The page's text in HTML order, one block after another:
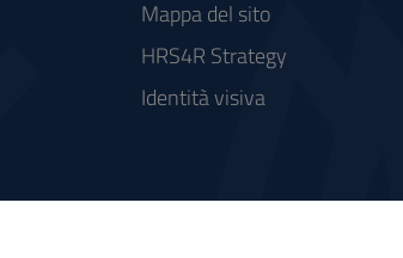
Mappa del sito
HRS4R Strategy
Identità visiva